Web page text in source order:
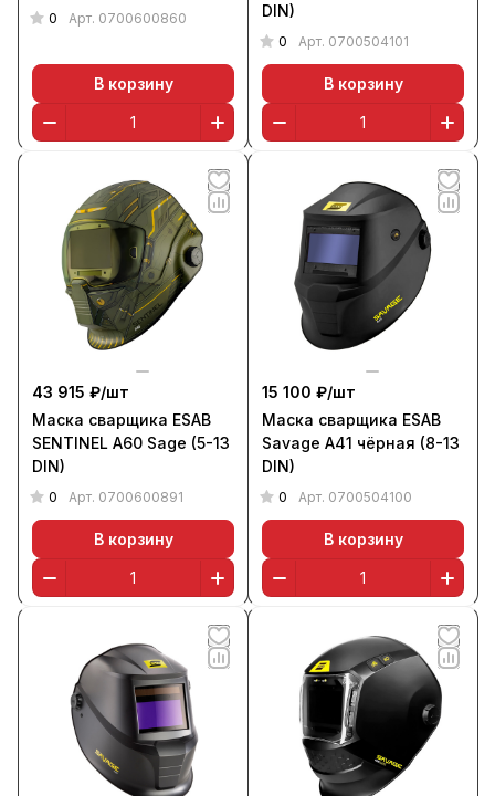
0 Арт. 0700600860
В корзину
DIN)
0 Арт. 0700504101
В корзину
43 915 ₽/шт
Маска сварщика ESAB
SENTINEL A60 Sage (5-13
DIN)
0 Арт. 0700600891
В корзину
15 100 ₽/шт
Маска сварщика ESAB
Savage A41 чёрная (8-13
DIN)
0 Арт. 0700504100
В корзину